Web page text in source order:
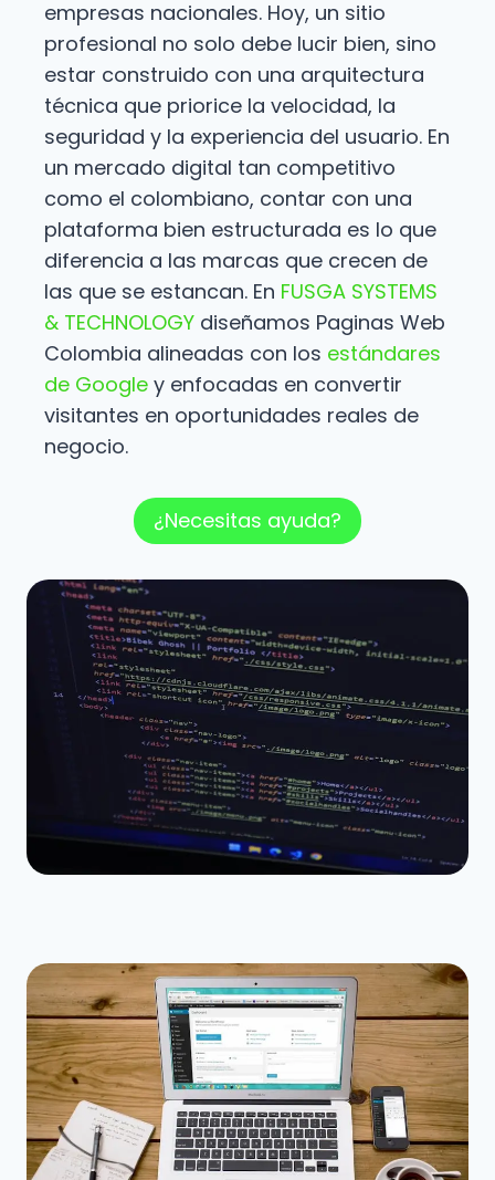
empresas nacionales. Hoy, un sitio
profesional no solo debe lucir bien, sino
estar construido con una arquitectura
técnica que priorice la velocidad, la
seguridad y la experiencia del usuario. En
un mercado digital tan competitivo
como el colombiano, contar con una
plataforma bien estructurada es lo que
diferencia a las marcas que crecen de
las que se estancan. En FUSGA SYSTEMS
& TECHNOLOGY diseñamos Paginas Web
Colombia alineadas con los estándares
de Google y enfocadas en convertir
visitantes en oportunidades reales de
negocio.
¿Necesitas ayuda?